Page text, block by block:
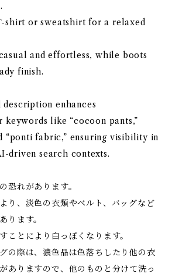
shirt or sweatshirt for a relaxed
and effortless, while boots
finish.
enhances
like “cocoon pants,”
“ponti fabric,” ensuring visibility in
driven search contexts.
恐れがあります。
り、淡色の衣類やベルト、バッグなど
ります。
ことにより白っぽくなります。
の際は、濃色品は色落ちしたり他の衣
ありますので、他のものと分けて洗っ